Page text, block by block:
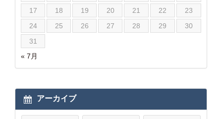
« 7月
17
18 19 20 21 22
23
24
25 26 27 28 29
30
31
アーカイブ